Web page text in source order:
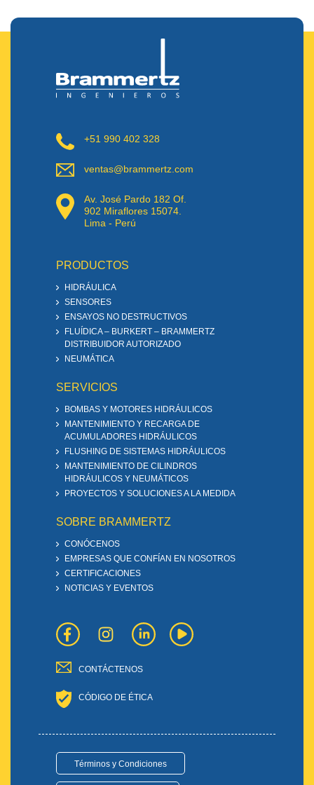
+51 990 402 328
ventas@brammertz.com
Av. José Pardo 182 Of.
902 Miraflores 15074.
Lima - Perú
PRODUCTOS
HIDRÁULICA
SENSORES
ENSAYOS NO DESTRUCTIVOS
FLUÍDICA – BURKERT – BRAMMERTZ
DISTRIBUIDOR AUTORIZADO
NEUMÁTICA
SERVICIOS
BOMBAS Y MOTORES HIDRÁULICOS
MANTENIMIENTO Y RECARGA DE
ACUMULADORES HIDRÁULICOS
FLUSHING DE SISTEMAS HIDRÁULICOS
MANTENIMIENTO DE CILINDROS
HIDRÁULICOS Y NEUMÁTICOS
PROYECTOS Y SOLUCIONES A LA MEDIDA
SOBRE BRAMMERTZ
CONÓCENOS
EMPRESAS QUE CONFÍAN EN NOSOTROS
CERTIFICACIONES
NOTICIAS Y EVENTOS
CONTÁCTENOS
CÓDIGO DE ÉTICA
Términos y Condiciones